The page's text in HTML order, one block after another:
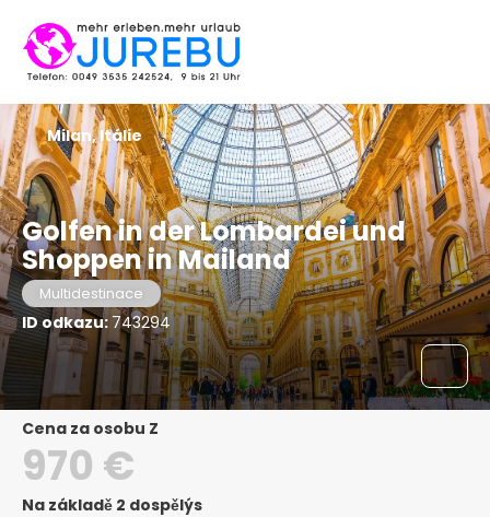
Golfen in der Lombardei und
Shoppen in Mailand
Multidestinace
ID odkazu: 743294
Milan, Itálie
Cena za osobu Z
970 €
Na základě 2 dospělýs